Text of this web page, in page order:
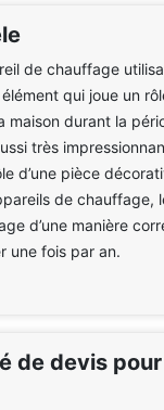
de chauffage
élément qui joue un
maison durant la
très
d’une pièce
de chauffage,
d’une manière
une fois par an.
de devis